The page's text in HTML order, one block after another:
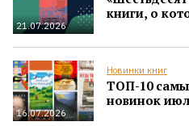
21.07.2026
книги, о
16.07.2026
Новинки книг
ТОП-10
новинок